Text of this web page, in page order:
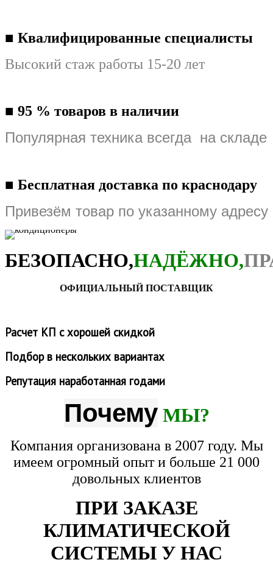
■ Квалифицированные специалисты
Высокий стаж работы 15-20 лет
■ 95 % товаров в наличии
Популярная техника всегда на складе
■ Бесплатная доставка по краснодару
Привезём товар по указанному адресу
БЕЗОПАСНО,НАДЁЖНО,
ОФИЦИАЛЬНЫЙ ПОСТАВЩИК
Расчет КП с хорошей скидкой
Подбор в нескольких вариантах
Репутация наработанная годами
Почему МЫ?
Компания организована в 2007 году. Мы
имеем огромный опыт и больше 21 000
довольных клиентов
ПРИ ЗАКАЗЕ
КЛИМАТИЧЕСКОЙ
СИСТЕМЫ У НАС